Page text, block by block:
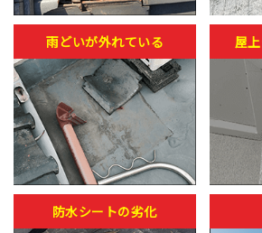
雨どいが外れている 屋
防水シートの劣化